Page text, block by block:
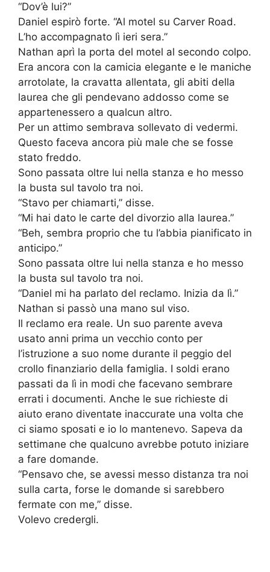
“Dov’è lui?”
Daniel espirò forte. “Al motel su Carver Road.
L’ho accompagnato lì ieri sera.”
Nathan aprì la porta del motel al secondo colpo.
Era ancora con la camicia elegante e le maniche
arrotolate, la cravatta allentata, gli abiti della
laurea che gli pendevano addosso come se
appartenessero a qualcun altro.
Per un attimo sembrava sollevato di vedermi.
Questo faceva ancora più male che se fosse
stato freddo.
Sono passata oltre lui nella stanza e ho messo
la busta sul tavolo tra noi.
“Stavo per chiamarti,” disse.
“Mi hai dato le carte del divorzio alla laurea.”
“Beh, sembra proprio che tu l’abbia pianificato in
anticipo.”
Sono passata oltre lui nella stanza e ho messo
la busta sul tavolo tra noi.
“Daniel mi ha parlato del reclamo. Inizia da lì.”
Nathan si passò una mano sul viso.
Il reclamo era reale. Un suo parente aveva
usato anni prima un vecchio conto per
l’istruzione a suo nome durante il peggio del
crollo finanziario della famiglia. I soldi erano
passati da lì in modi che facevano sembrare
errati i documenti. Anche le sue richieste di
aiuto erano diventate inaccurate una volta che
ci siamo sposati e io lo mantenevo. Sapeva da
settimane che qualcuno avrebbe potuto iniziare
a fare domande.
“Pensavo che, se avessi messo distanza tra noi
sulla carta, forse le domande si sarebbero
fermate con me,” disse.
Volevo credergli.